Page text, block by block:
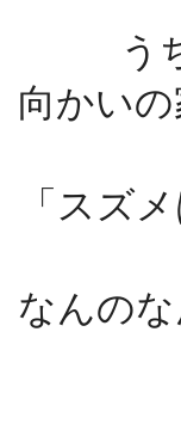
う
向かい
「スズ
なんの